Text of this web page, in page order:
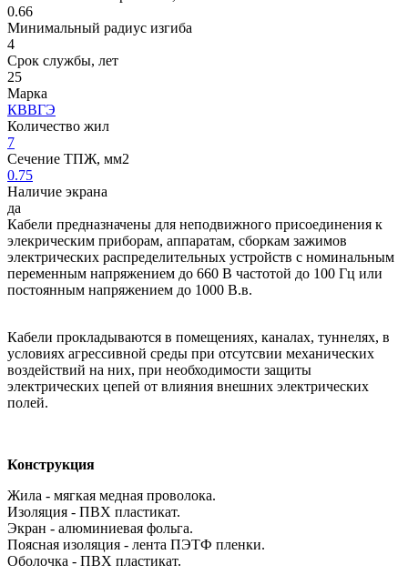
0.66
Минимальный радиус изгиба
4
Срок службы, лет
25
Марка
КВВГЭ
Количество жил
7
Сечение ТПЖ, мм2
0.75
Наличие экрана
да
Кабели предназначены для неподвижного присоединения к
элекрическим приборам, аппаратам, сборкам зажимов
электрических распределительных устройств с номинальным
переменным напряжением до 660 В частотой до 100 Гц или
постоянным напряжением до 1000 В.в.
Кабели прокладываются в помещениях, каналах, туннелях, в
условиях агрессивной среды при отсутсвии механических
воздействий на них, при необходимости защиты
электрических цепей от влияния внешних электрических
полей.
Конструкция
Жила - мягкая медная проволока.
Изоляция - ПВХ пластикат.
Экран - алюминиевая фольга.
Поясная изоляция - лента ПЭТФ пленки.
Оболочка - ПВХ пластикат.